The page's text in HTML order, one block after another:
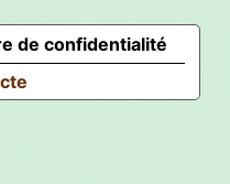
de confidentialité